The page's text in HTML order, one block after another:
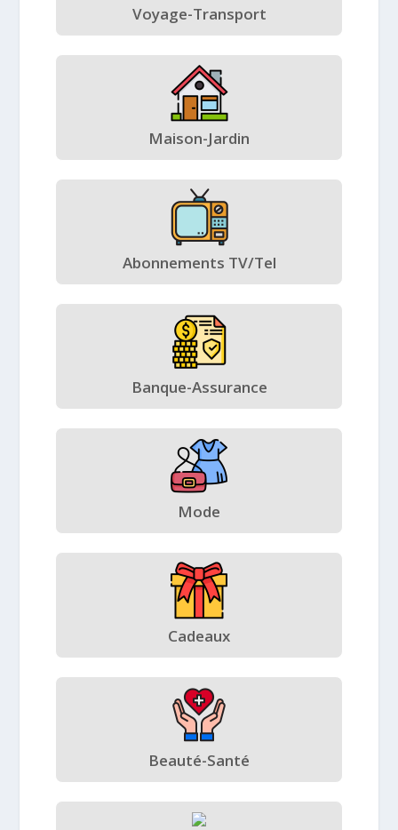
Voyage-Transport
Maison-Jardin
Abonnements TV/Tel
Banque-Assurance
Mode
Cadeaux
Beauté-Santé